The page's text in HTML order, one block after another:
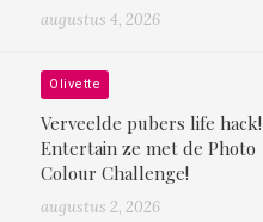
augustus 4, 2026
Olivette
Verveelde pubers life hack!
Entertain ze met de Photo
Colour Challenge!
augustus 2, 2026